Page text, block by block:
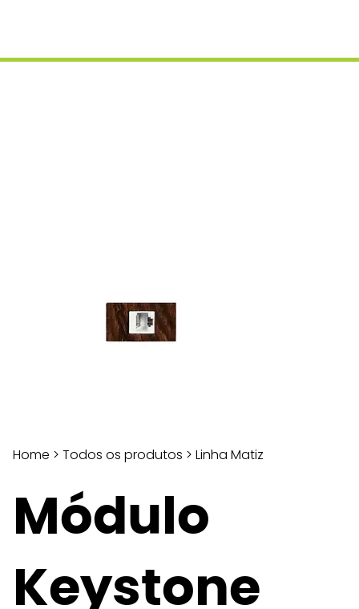
Home > Todos os produtos > Linha Matiz
Módulo
Keystone